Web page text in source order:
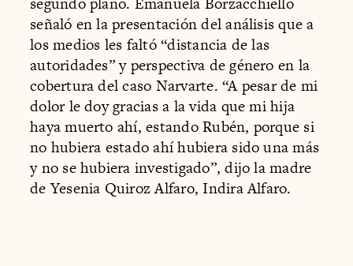
señaló en la presentación del análisis que a
los medios les faltó “distancia de las
autoridades” y perspectiva de género en la
cobertura del caso Narvarte. “A pesar de mi
dolor le doy gracias a la vida que mi hija
haya muerto ahí, estando Rubén, porque si
no hubiera estado ahí hubiera sido una más
y no se hubiera investigado”, dijo la madre
de Yesenia Quiroz Alfaro, Indira Alfaro.